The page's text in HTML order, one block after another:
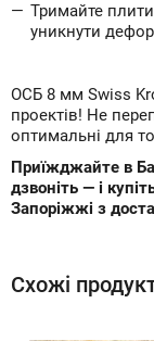
Тримайте
уникнути
ОСБ 8 мм Swiss
проектів! Не
оптимальні для
Приїжджайте в
дзвоніть — і
Запоріжжі з
Схожі